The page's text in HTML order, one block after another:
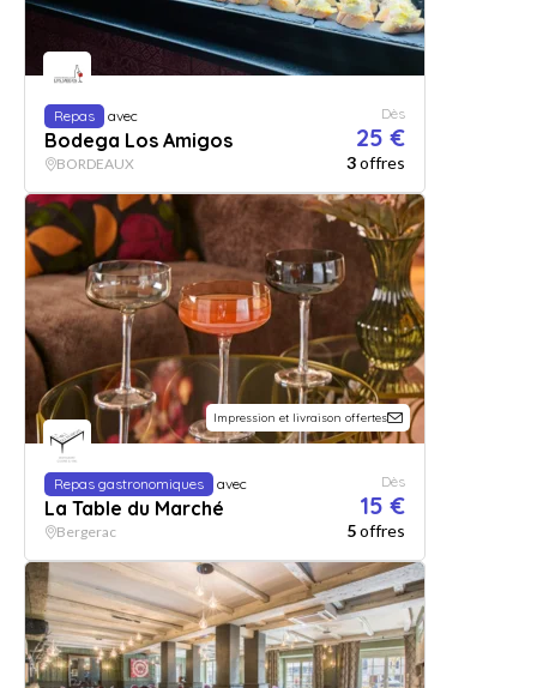
Repas avec
Bodega Los Amigos
Dès
25 €
BORDEAUX 3offres
Impression et livraison offertes
Repas gastronomiques avec
La Table du Marché
Dès
15 €
Bergerac 5offres